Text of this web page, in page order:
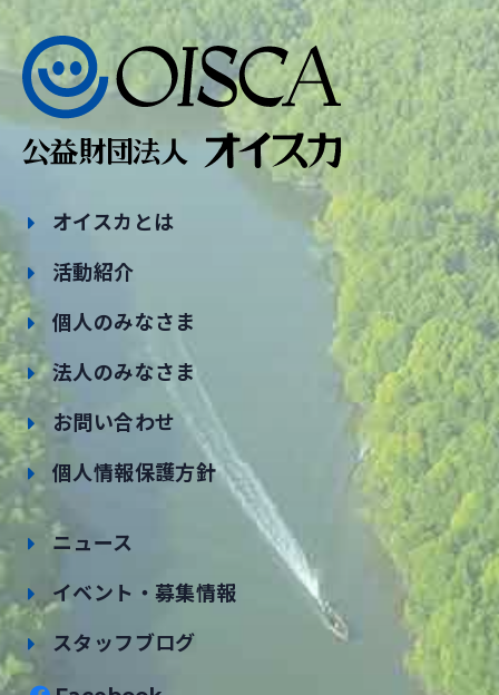
オイスカとは
活動紹介
個人のみなさま
法人のみなさま
お問い合わせ
個人情報保護方針
ニュース
イベント・募集情報
スタッフブログ